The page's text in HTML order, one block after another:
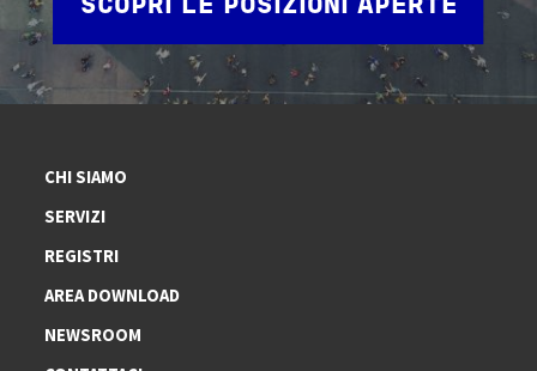
SCOPRI LE POSIZIONI APERTE
CHI SIAMO
SERVIZI
REGISTRI
AREA DOWNLOAD
NEWSROOM